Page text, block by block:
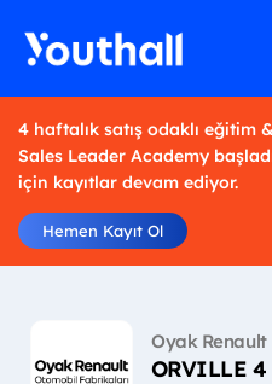
4 haftalık satış odaklı eğitim
Sales Leader Academy
için kayıtlar devam ediyor.
Hemen Kayıt Ol
Oyak Renault
ORVILLE